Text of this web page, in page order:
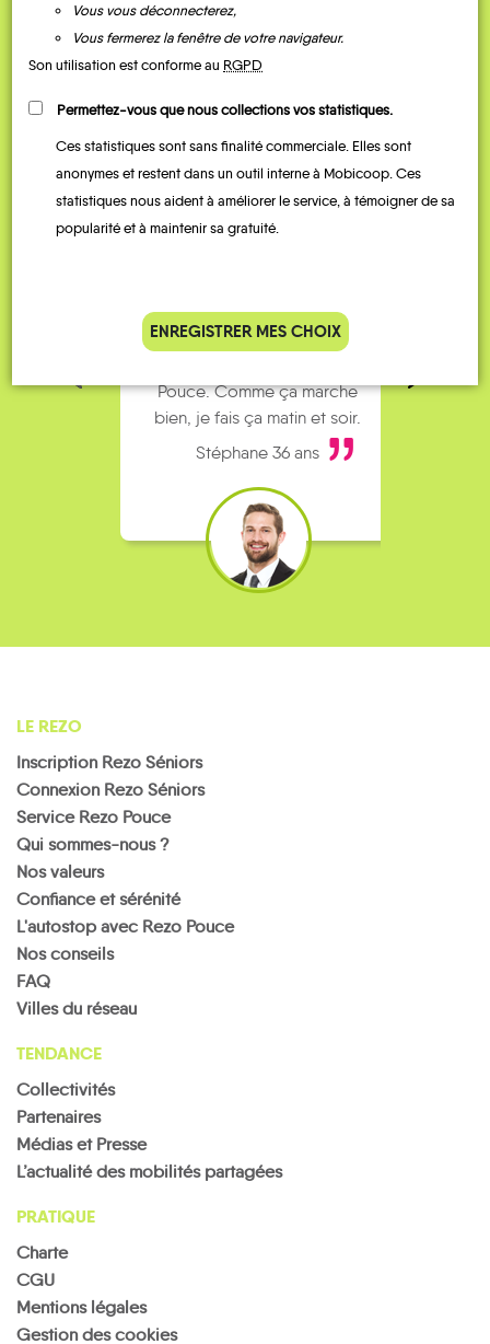
Saint-
de-
Couz
Pierre- Thibaud-
QUELQUES
Témoignages
Je vais bosser en train, mais le
parking de la gare est toujours
Pouce. Comme ça marche
bien, je fais ça matin et soir.
Stéphane 36 ans
LE REZO
Inscription Rezo Séniors
Connexion Rezo Séniors
Service Rezo Pouce
Qui sommes-nous ?
Nos valeurs
Confiance et sérénité
L'autostop avec Rezo Pouce
Nos conseils
FAQ
Villes du réseau
TENDANCE
Collectivités
Partenaires
Médias et Presse
L’actualité des mobilités partagées
PRATIQUE
Charte
CGU
Mentions légales
Gestion des cookies
Vous vous déconnecterez,
Vous fermerez la fenêtre de votre navigateur.
Son utilisation est conforme au RGPD
Permettez-vous que nous collections vos statistiques.
Ces statistiques sont sans finalité commerciale. Elles sont
anonymes et restent dans un outil interne à Mobicoop. Ces
statistiques nous aident à améliorer le service, à témoigner de sa
popularité et à maintenir sa gratuité.
ENREGISTRER MES CHOIX